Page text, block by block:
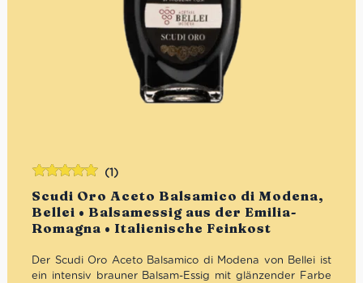
Scudi Oro Aceto Balsamico di Modena,
Bellei • Balsamessig aus der Emilia-
Romagna • Italienische Feinkost
(1)
Der Scudi Oro Aceto Balsamico di Modena von Bellei ist
ein intensiv brauner Balsam-Essig mit glänzender Farbe
Bewertet
mit5.00 von
5